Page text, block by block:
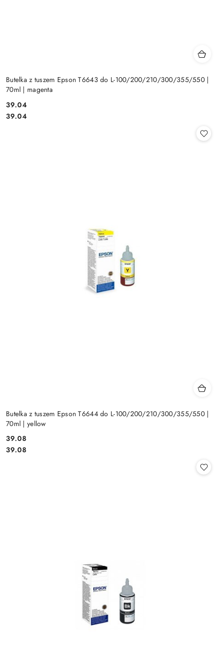
Butelka z tuszem Epson T6643 do L-100/200/210/300/355/550 |
70ml | magenta
Cena:
39.04
Cena:
39.04
Butelka z tuszem Epson T6644 do L-100/200/210/300/355/550 |
70ml | yellow
Cena:
39.08
Cena:
39.08